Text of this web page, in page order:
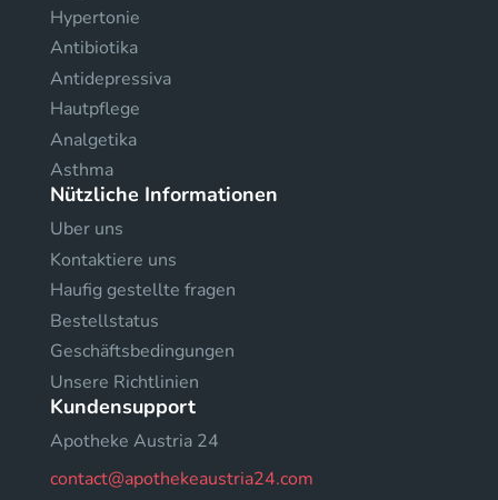
Hypertonie
Antibiotika
Antidepressiva
Hautpflege
Analgetika
Asthma
Nützliche Informationen
Uber uns
Kontaktiere uns
Haufig gestellte fragen
Bestellstatus
Geschäftsbedingungen
Unsere Richtlinien
Kundensupport
Apotheke Austria 24
contact@apothekeaustria24.com